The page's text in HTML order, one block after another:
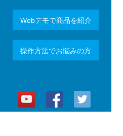
Webデモで商品を紹介
操作方法でお悩みの方